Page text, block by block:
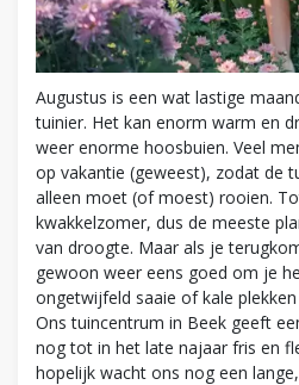
Augustus is een wat lastige
tuinier. Het kan enorm warm en
weer enorme hoosbuien. Veel
op vakantie (geweest), zodat de
alleen moet (of moest) rooien.
kwakkelzomer, dus de meeste
van droogte. Maar als je
gewoon weer eens goed om je
ongetwijfeld saaie of kale
Ons tuincentrum in Beek geeft
nog tot in het late najaar fris en
hopelijk wacht ons nog een